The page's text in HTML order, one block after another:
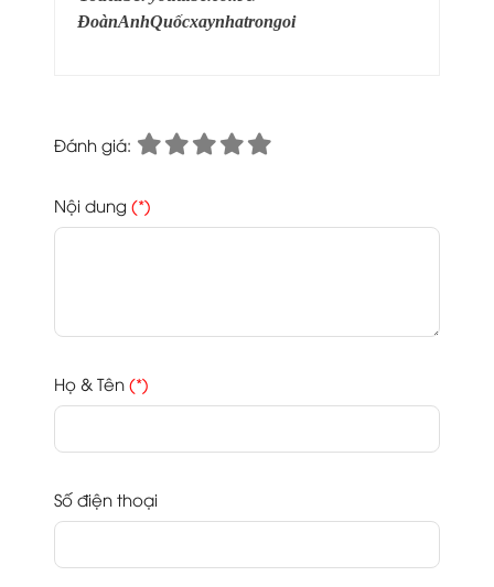
ĐoànAnhQuốcxaynhatrongoi
Đánh giá:
Nội dung (*)
Họ & Tên (*)
Số điện thoại